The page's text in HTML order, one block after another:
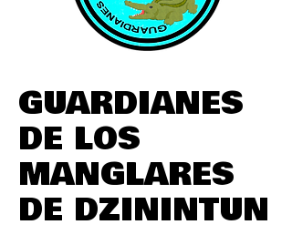
GUARDIANES
DE LOS
MANGLARES
DE DZININTUN